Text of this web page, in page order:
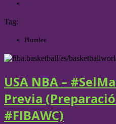
Tag:
Plumlee
USA NBA –
Previa
#FIBAWC)